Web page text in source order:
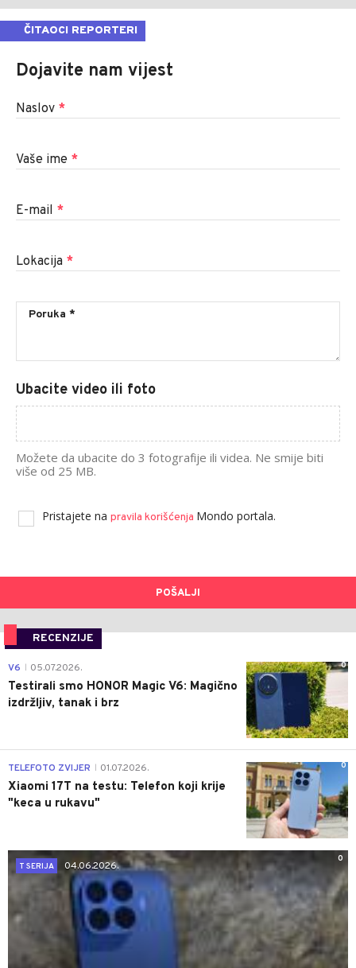
ČITAOCI REPORTERI
Dojavite nam vijest
Naslov *
Vaše ime *
E-mail *
Lokacija *
Ubacite video ili foto
Možete da ubacite do 3 fotografije ili videa. Ne smije biti
više od 25 MB.
Pristajete na pravila korišćenja Mondo portala.
POŠALJI
RECENZIJE
0
V6 05.07.2026.
Testirali smo HONOR Magic V6: Magično
izdržljiv, tanak i brz
0
TELEFOTO ZVIJER 01.07.2026.
Xiaomi 17T na testu: Telefon koji krije
"keca u rukavu"
0
T SERIJA
04.06.2026.